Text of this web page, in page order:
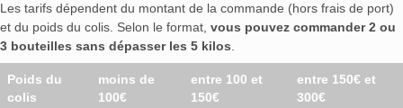
Les tarifs dépendent du montant de la commande (hors frais de port)
et du poids du colis. Selon le format, vous pouvez commander 2 ou
3 bouteilles sans dépasser les 5 kilos.
Poids du
colis
moins de
100€
entre 100 et
150€
entre 150€ et
300€